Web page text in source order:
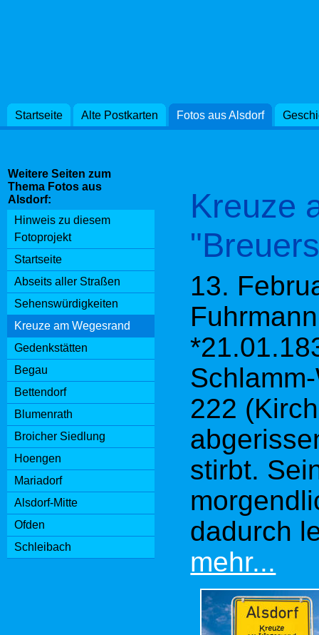
Startseite Alte Postkarten Fotos aus Alsdorf
Weitere Seiten zum
Thema Fotos aus
Alsdorf:
Hinweis zu diesem
Fotoprojekt
Startseite
Abseits aller Straßen
Sehenswürdigkeiten
Kreuze am Wegesrand
Gedenkstätten
Begau
Bettendorf
Blumenrath
Broicher Siedlung
Hoengen
Mariadorf
Alsdorf-Mitte
Ofden
Schleibach
Kreuze
13.
222
stirbt.
dadurch
mehr...
wurde,
Breuers-
kleinen
e.V. in
Hinweis:
Standort: